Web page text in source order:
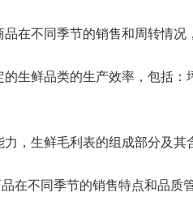
在不同季节的销售和周转情况
生鲜品类的生产效率，包括
，生鲜毛利表的组成部分及其
在不同季节的销售特点和品质